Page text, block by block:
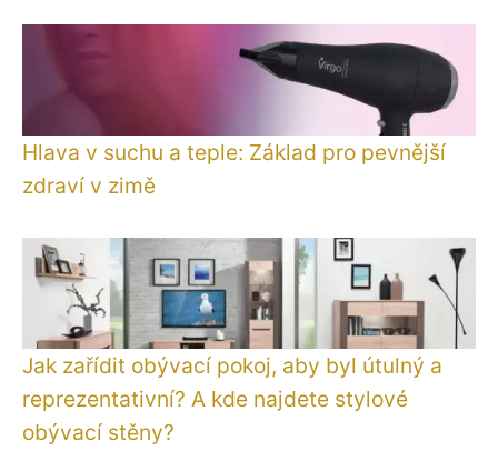
Hlava v suchu a teple: Základ pro pevnější
zdraví v zimě
Jak zařídit obývací pokoj, aby byl útulný a
reprezentativní? A kde najdete stylové
obývací stěny?